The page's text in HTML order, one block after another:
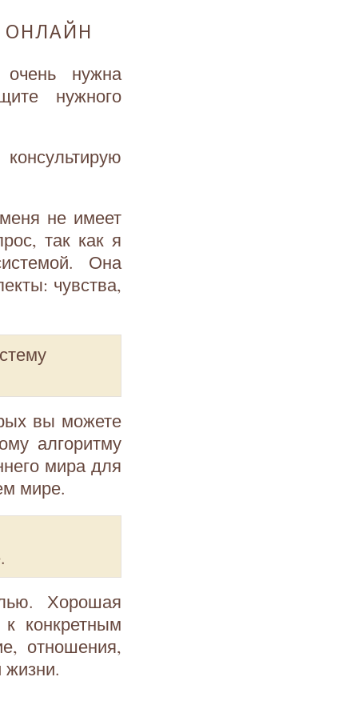
ОНЛАЙН
нужна
нужного
не имеет
так как я
Она
чувства,
вы можете
алгоритму
мира для
мире.
Хорошая
конкретным
отношения,